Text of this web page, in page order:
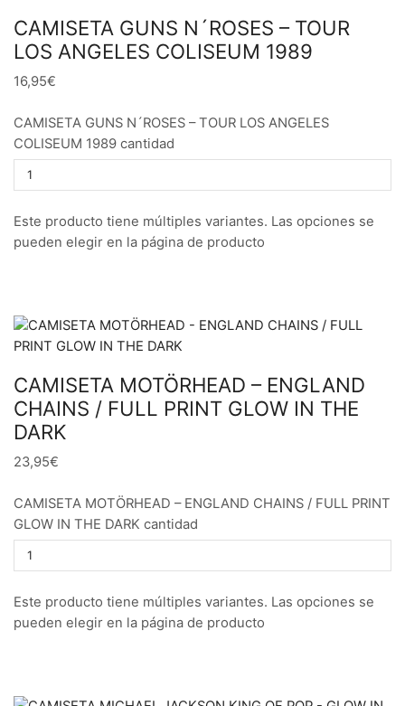
CAMISETA GUNS N´ROSES – TOUR
LOS ANGELES COLISEUM 1989
16,95€
CAMISETA GUNS N´ROSES – TOUR LOS ANGELES
COLISEUM 1989 cantidad
Este producto tiene múltiples variantes. Las opciones se
pueden elegir en la página de producto
CAMISETA MOTÖRHEAD – ENGLAND
CHAINS / FULL PRINT GLOW IN THE
DARK
23,95€
CAMISETA MOTÖRHEAD – ENGLAND CHAINS / FULL PRINT
GLOW IN THE DARK cantidad
Este producto tiene múltiples variantes. Las opciones se
pueden elegir en la página de producto